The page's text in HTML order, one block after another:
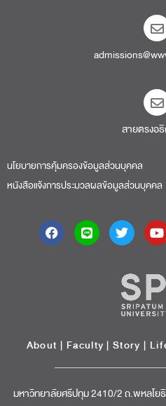
สายตรงอ
นโยบายการคุ้มครองข้อมูลส่วนบุคคล
หนังสือแจ้งการประมวลผลข้อมูลส่วนบุคคล
About | Faculty | Story |
มหาวิทยาลัยศรีปทุม 2410/2 ถ.พหลโย